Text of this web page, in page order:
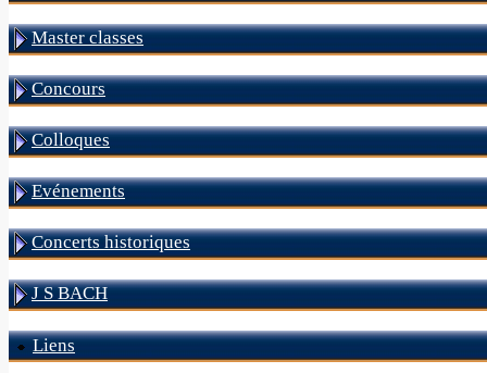
Master classes
Concours
Colloques
Evénements
Concerts historiques
J S BACH
Liens